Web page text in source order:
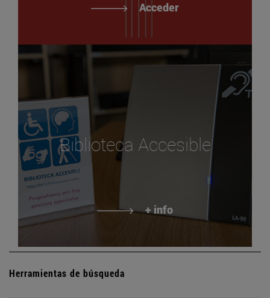
Acceder
Biblioteca Accesible
+ info
Herramientas de búsqueda